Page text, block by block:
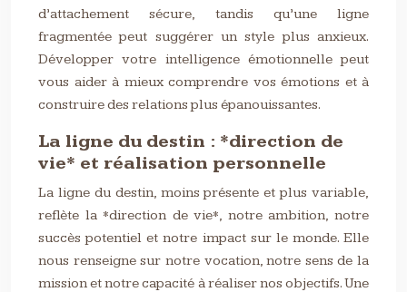
d’attachement sécure, tandis qu’une ligne
fragmentée peut suggérer un style plus anxieux.
Développer votre intelligence émotionnelle peut
vous aider à mieux comprendre vos émotions et à
construire des relations plus épanouissantes.
La ligne du destin : *direction de
vie* et réalisation personnelle
La ligne du destin, moins présente et plus variable,
reflète la *direction de vie*, notre ambition, notre
succès potentiel et notre impact sur le monde. Elle
nous renseigne sur notre vocation, notre sens de la
mission et notre capacité à réaliser nos objectifs. Une